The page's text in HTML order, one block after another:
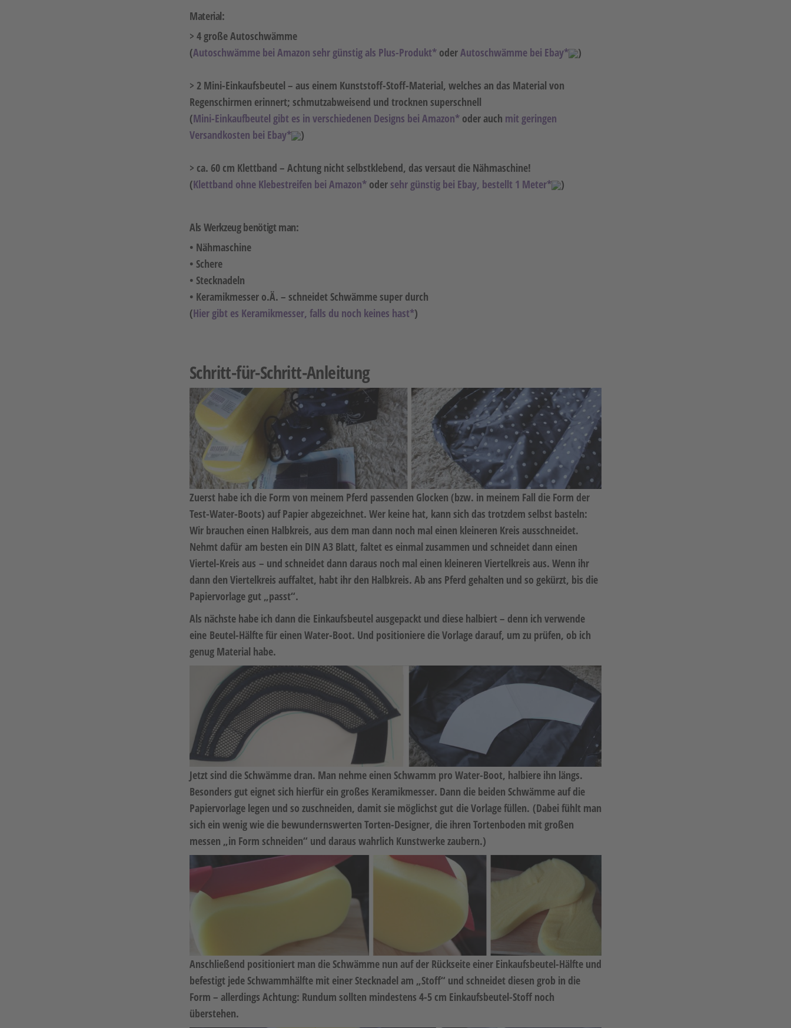
Material:
> 4 große Autoschwämme
(Autoschwämme bei Amazon sehr günstig als Plus-Produkt* oderAutoschwämme bei Ebay* )
> 2 Mini-Einkaufsbeutel – aus einem Kunststoff-Stoff-Material, welches an das Material von
Regenschirmen erinnert; schmutzabweisend und trocknen superschnell
(Mini-Einkaufbeutel gibt es in verschiedenen Designs bei Amazon* oder auch mit geringen
Versandkosten bei Ebay*
)
> ca. 60 cm Klettband – Achtung nicht selbstklebend, das versaut die Nähmaschine!
(Klettband ohne Klebestreifen bei Amazon* oder sehr günstig bei Ebay, bestellt 1 Meter* )
Als Werkzeug benötigt man:
• Nähmaschine
• Schere
• Stecknadeln
• Keramikmesser o.Ä. – schneidet Schwämme super durch
(Hier gibt es Keramikmesser, falls du noch keines hast*)
Schritt-für-Schritt-Anleitung
Zuerst habe ich die Form von meinem Pferd passenden Glocken (bzw. in meinem Fall die Form der
Test-Water-Boots) auf Papier abgezeichnet. Wer keine hat, kann sich das trotzdem selbst basteln:
Wir brauchen einen Halbkreis, aus dem man dann noch mal einen kleineren Kreis ausschneidet.
Nehmt dafür am besten ein DIN A3 Blatt, faltet es einmal zusammen und schneidet dann einen
Viertel-Kreis aus – und schneidet dann daraus noch mal einen kleineren Viertelkreis aus. Wenn ihr
dann den Viertelkreis auffaltet, habt ihr den Halbkreis. Ab ans Pferd gehalten und so gekürzt, bis die
Papiervorlage gut „passt“.
Als nächste habe ich dann die Einkaufsbeutel ausgepackt und diese halbiert – denn ich verwende
eine Beutel-Hälfte für einen Water-Boot. Und positioniere die Vorlage darauf, um zu prüfen, ob ich
genug Material habe.
Jetzt sind die Schwämme dran. Man nehme einen Schwamm pro Water-Boot, halbiere ihn längs.
Besonders gut eignet sich hierfür ein großes Keramikmesser. Dann die beiden Schwämme auf die
Papiervorlage legen und so zuschneiden, damit sie möglichst gut die Vorlage füllen. (Dabei fühlt man
sich ein wenig wie die bewundernswerten Torten-Designer, die ihren Tortenboden mit großen
messen „in Form schneiden“ und daraus wahrlich Kunstwerke zaubern.)
Anschließend positioniert man die Schwämme nun auf der Rückseite einer Einkaufsbeutel-Hälfte und
befestigt jede Schwammhälfte mit einer Stecknadel am „Stoff“ und schneidet diesen grob in die
Form – allerdings Achtung: Rundum sollten mindestens 4-5 cm Einkaufsbeutel-Stoff noch
überstehen.